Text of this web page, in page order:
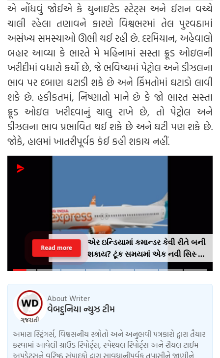
એ નોંધવું જોઈએ કે યુનાઇટેડ સ્ટેટ્સ અને ઈરાન વચ્ચે
ચાલી રહેલા તણાવને કારણે વિશ્વભરમાં તેલ પુરવઠામાં
અસંખ્ય સમસ્યાઓ ઊભી થઈ રહી છે. દરમિયાન, અહેવાલો
બહાર આવ્યા કે ભારતે મે મહિનામાં સસ્તા ક્રૂડ ઓઇલની
ખરીદીમાં વધારો કર્યો છે, જે ભવિષ્યમાં પેટ્રોલ અને ડીઝલના
ભાવ પર દબાણ ઘટાડી શકે છે અને કિંમતોમાં ઘટાડો લાવી
શકે છે. હકીકતમાં, નિષ્ણાતો માને છે કે જો ભારત સસ્તા
ક્રૂડ ઓઇલ ખરીદવાનું ચાલુ રાખે છે, તો પેટ્રોલ અને
ડીઝલના ભાવ પ્રભાવિત થઈ શકે છે અને ઘટી પણ શકે છે.
જોકે, હાલમાં ખાતરીપૂર્વક કંઈ કહી શકાય નહીં.
એર ઇન્ડિયામાં કમાન્ડર કેવી રીતે બની
શકાય? ટૂંક સમયમાં એક નવી સિસ્ટમ
લાગુ કરવામાં આવશે, જેમાં AI
Read more
About Writer
વેબદુનિયા ન્યુઝ ટીમ
અમારા સ્ટ્રિંગર્સ, વિશ્વસનીય સ્ત્રોતો અને અનુભવી પત્રકારો દ્વારા તૈયાર
કરવામાં આવેલી ગ્રાઉંડ રિપોર્ટ્સ, સ્પેશ્યલ રિપોર્ટ્સ અને રીયલ ટાઈમ
અપડેટ્સને વરિષ્ઠ સંપાદકો દ્વારા સાવધાનીપૂર્વક તપાસીને જાણીને